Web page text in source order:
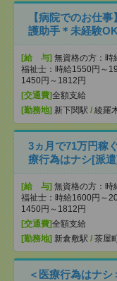
【病院でのお仕
護助手＊未経験
[給 与] 無資格の方：時
福祉士：時給1550円～
1450円～1812円
[交通費]全額支給
[勤務地] 新下関駅 / 綾羅
3ヵ月で71万円稼
療行為はナシ[派
[給 与] 無資格の方：時
福祉士：時給1600円～
1450円～1812円
[交通費]全額支給
[勤務地] 新倉敷駅 / 茶屋
＜医療行為はナ